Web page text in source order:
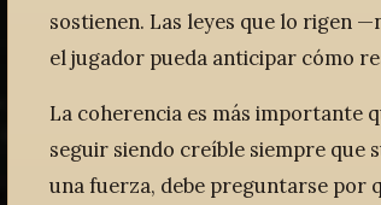
sostienen. Las leyes que lo rigen
el jugador pueda anticipar cómo
La coherencia es más importante
seguir siendo creíble siempre que
una fuerza, debe preguntarse por